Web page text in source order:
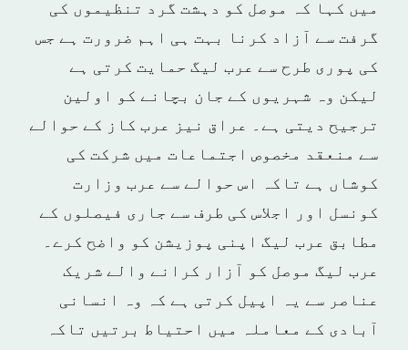
میں کہا کہ موصل کو دہشت گرد تنظیموں کی
گرفت سے آزاد کرنا بہت ہی اہم ضرورت ہے جس
کی پوری طرح سے عرب لیگ حمایت کرتی ہے
لیکن وہ شہریوں کے جان بچانے کو اولین
ترجیح دیتی ہے۔ عراق نیز عرب کاز کے حوالے
سے منعقد مخصوص اجتماعات میں شرکت کی
کوشاں ہے تاکہ اس حوالے سے عرب وزارت
کونسل اور اجلاس کی طرف سے جاری فیصلوں کے
مطابق عرب لیگ اپنی پوزیشن کو واضح کرے۔
عرب لیگ موصل کو آزار کرانے والے شریک
عناصر سے یہ اپیل کرتی ہے کہ وہ انسانی
آبادی کے معاملہ میں احتیاط برتیں تاکہ